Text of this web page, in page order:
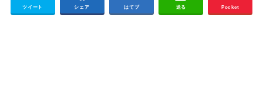
ツイート シェア はてブ 送る Pocket